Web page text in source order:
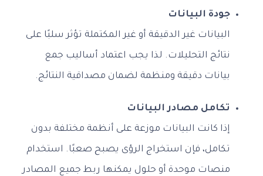
جودة البيانات
البيانات غير الدقيقة أو غير المكتملة تؤثر سلبًا على
نتائج التحليلات. لذا يجب اعتماد أساليب جمع
بيانات دقيقة ومنظمة لضمان مصداقية النتائج.
تكامل مصادر البيانات
إذا كانت البيانات موزعة على أنظمة مختلفة بدون
تكامل، فإن استخراج الرؤى يصبح صعبًا. استخدام
منصات موحدة أو حلول يمكنها ربط جميع المصادر